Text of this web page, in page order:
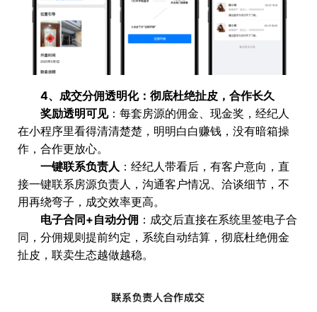
4、成交分佣透明化：彻底杜绝扯皮，合作长久
奖励透明可见：每套房源的佣金、现金奖，经纪人
在小程序里看得清清楚楚，明明白白赚钱，没有暗箱操
作，合作更放心。
一键联系负责人 ：经纪人带看后，有客户意向，直
接一键联系房源负责人，沟通客户情况、洽谈细节，不
用再绕弯子，成交效率更高。
电子合同+自动分佣 ：成交后直接在系统里签电子合
同，分佣规则提前约定，系统自动结算，彻底杜绝佣金
扯皮，联卖生态越做越稳。